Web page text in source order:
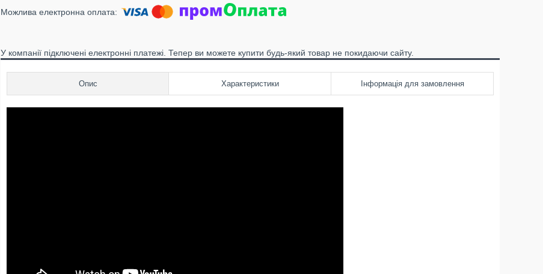
У компанії підключені електронні платежі. Тепер ви можете купити будь-який товар не покидаючи сайту.
Опис Характеристики Інформація для замовлення